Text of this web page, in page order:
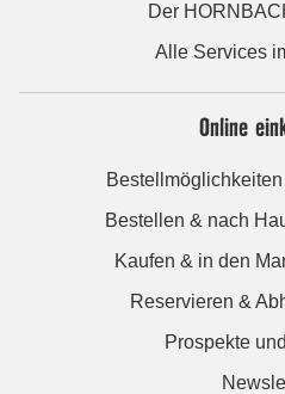
Der
Alle Services
Online
Bestellen & nach
Kaufen & in den
Reservieren &
Prospekte